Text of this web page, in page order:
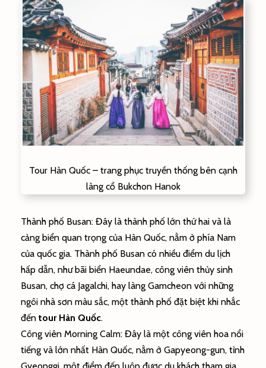
Tour Hàn Quốc – trang phục truyền thống bên cạnh
làng cổ Bukchon Hanok
Thành phố Busan: Đây là thành phố lớn thứ hai và là
cảng biển quan trọng của Hàn Quốc, nằm ở phía Nam
của quốc gia. Thành phố Busan có nhiều điểm du lịch
hấp dẫn, như bãi biển Haeundae, công viên thủy sinh
Busan, chợ cá Jagalchi, hay làng Gamcheon với những
ngôi nhà sơn màu sắc, một thành phố đặt biệt khi nhắc
đến tour Hàn Quốc.
Công viên Morning Calm: Đây là một công viên hoa nổi
tiếng và lớn nhất Hàn Quốc, nằm ở Gapyeong-gun, tỉnh